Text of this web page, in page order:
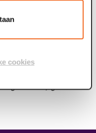
cookies
leerlingen betaal je
geven.
Uit de regio, Educatie
vermeld)geldt de